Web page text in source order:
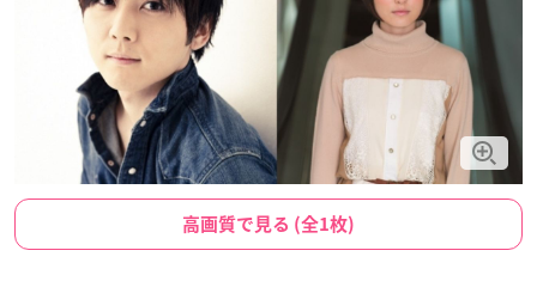
高画質で見る (全1枚)